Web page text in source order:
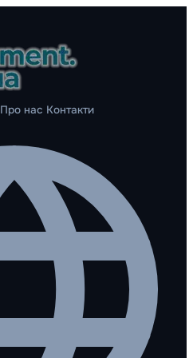
Про нас Контакти